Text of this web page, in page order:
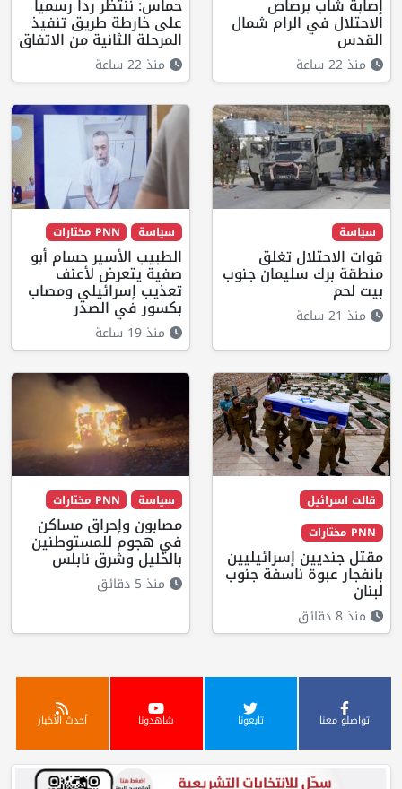
إصابة شاب برصاص
الاحتلال في الرام شمال
القدس
منذ 22 ساعة
حماس: ننتظر رداً رسمياً
على خارطة طريق تنفيذ
المرحلة الثانية من الاتفاق
منذ 22 ساعة
سياسة
قوات الاحتلال تغلق
منطقة برك سليمان جنوب
بيت لحم
منذ 21 ساعة
سياسة PNN مختارات
الطبيب الأسير حسام أبو
صفية يتعرض لأعنف
تعذيب إسرائيلي ومصاب
بكسور في الصدر
منذ 19 ساعة
قالت اسرائيل
PNN مختارات
مقتل جنديين إسرائيليين
بانفجار عبوة ناسفة جنوب
لبنان
منذ 8 دقائق
سياسة PNN مختارات
مصابون وإحراق مساكن
في هجوم للمستوطنين
بالخليل وشرق نابلس
منذ 5 دقائق
تواصلو معنا تابعونا شاهدونا أحدث الأخبار